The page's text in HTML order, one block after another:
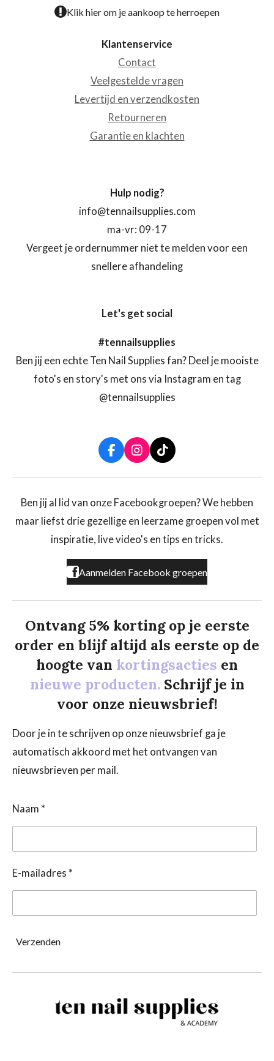
Klik hier om je aankoop te herroepen
Klantenservice
Contact
Veelgestelde vragen
Levertijd en verzendkosten
Retourneren
Garantie en klachten
Hulp nodig?
info@tennailsupplies.com
ma-vr: 09-17
Vergeet je ordernummer niet te melden voor een
snellere afhandeling
Let's get social
#tennailsupplies
Ben jij een echte Ten Nail Supplies fan? Deel je mooiste
foto's en story's met ons via Instagram en tag
@tennailsupplies
F
a
c
b
o
k
I
n
s
a
r
a
T
i
k
o
Ben jij al lid van onze Facebookgroepen? We hebben
maar liefst drie gezellige en leerzame groepen vol met
inspiratie, live video's en tips en tricks.
Aanmelden Facebook groepen
Ontvang 5% korting op je eerste
order en blijf altijd als eerste op de
hoogte van kortingsacties en
nieuwe producten. Schrijf je in
voor onze nieuwsbrief!
Door je in te schrijven op onze nieuwsbrief ga je
automatisch akkoord met het ontvangen van
nieuwsbrieven per mail.
Naam *
E-mailadres *
Verzenden